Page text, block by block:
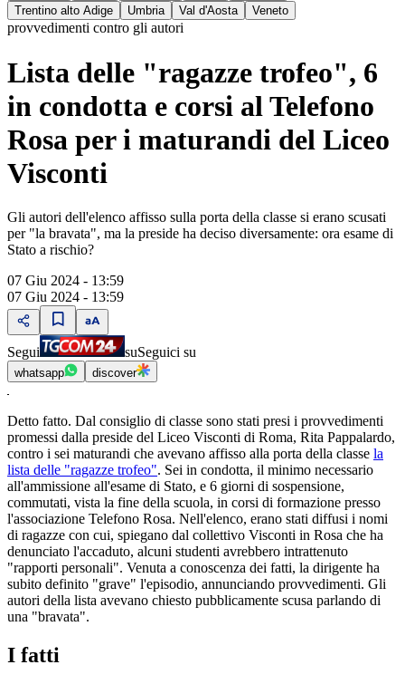
Trentino alto Adige
Umbria Val d'Aosta Veneto
provvedimenti contro gli autori
Lista delle "ragazze trofeo", 6
in condotta e corsi al Telefono
Rosa per i maturandi del Liceo
Visconti
Gli autori dell'elenco affisso sulla porta della classe si erano scusati
per "la bravata", ma la preside ha deciso diversamente: ora esame di
Stato a rischio?
07 Giu 2024 - 13:59
07 Giu 2024 - 13:59
Segui suSeguici su
whatsapp discover
Detto fatto. Dal consiglio di classe sono stati presi i provvedimenti
promessi dalla preside del Liceo Visconti di Roma, Rita Pappalardo,
contro i sei maturandi che avevano affisso alla porta della classe la
lista delle "ragazze trofeo". Sei in condotta, il minimo necessario
all'ammissione all'esame di Stato, e 6 giorni di sospensione,
commutati, vista la fine della scuola, in corsi di formazione presso
l'associazione Telefono Rosa. Nell'elenco, erano stati diffusi i nomi
di ragazze con cui, spiegano dal collettivo Visconti in Rosa che ha
denunciato l'accaduto, alcuni studenti avrebbero intrattenuto
"rapporti personali". Venuta a conoscenza dei fatti, la dirigente ha
subito definito "grave" l'episodio, annunciando provvedimenti. Gli
autori della lista avevano chiesto pubblicamente scusa parlando di
una "bravata".
I fatti